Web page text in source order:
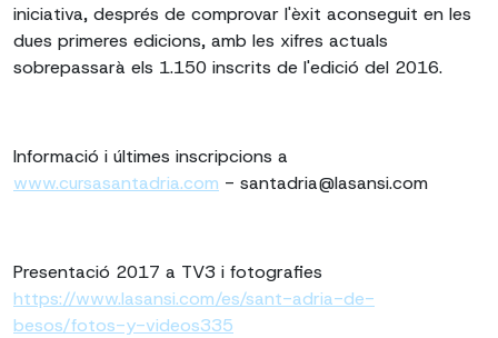
iniciativa, després de comprovar l'èxit aconseguit en les
dues primeres edicions, amb les xifres actuals
sobrepassarà els 1.150 inscrits de l'edició del 2016.
Informació i últimes inscripcions a
www.cursasantadria.com - santadria@lasansi.com
Presentació 2017 a TV3 i fotografies
https://www.lasansi.com/es/sant-adria-de-
besos/fotos-y-videos335